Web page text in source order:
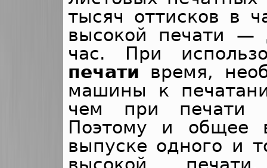
тысяч оттисков в
высокой печати —
час. При
печати время,
машины к
чем при печати
Поэтому и общее
выпуске одного и